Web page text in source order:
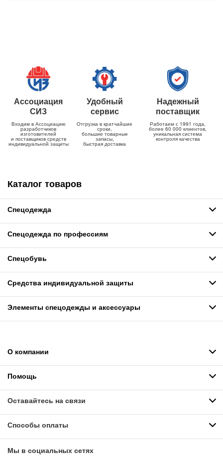
Ассоциация
СИЗ
Входим в Ассоциацию
разработчиков
изготовителей
и поставщиков средств
индивидуальной защиты
Удобный
сервис
Отгрузка в кратчайшие
сроки,
большие товарные
запасы,
быстрая доставка
Надежный
поставщик
Работаем с 1991 года,
более 60 000 клиентов,
уникальная система
контроля качества
Каталог товаров
Спецодежда
Спецодежда по профессиям
Спецобувь
Средства индивидуальной защиты
Элементы спецодежды и аксессуары
О компании
Помощь
Оставайтесь на связи
Способы оплаты
Мы в социальных сетях